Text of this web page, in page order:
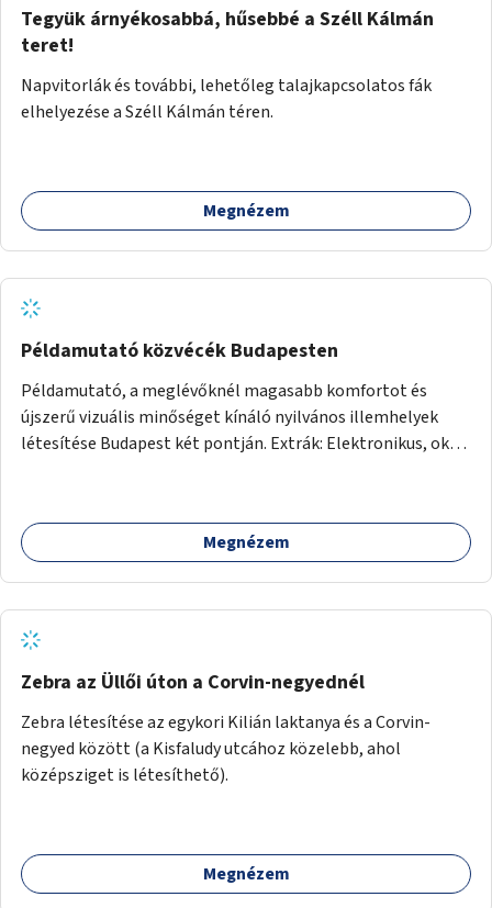
Tegyük árnyékosabbá, hűsebbé a Széll Kálmán
teret!
Napvitorlák és további, lehetőleg talajkapcsolatos fák
elhelyezése a Széll Kálmán téren.
Megnézem
Példamutató közvécék Budapesten
Példamutató, a meglévőknél magasabb komfortot és
újszerű vizuális minőséget kínáló nyilvános illemhelyek
létesítése Budapest két pontján. Extrák: Elektronikus, okos
(pl. ivókút, telefontöltés).
Megnézem
Zebra az Üllői úton a Corvin-negyednél
Zebra létesítése az egykori Kilián laktanya és a Corvin-
negyed között (a Kisfaludy utcához közelebb, ahol
középsziget is létesíthető).
Megnézem